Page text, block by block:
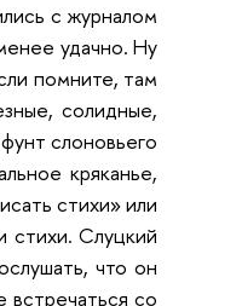
с журналом
удачно. Ну
помните, там
солидные,
слоновьего
кряканье,
стихи» или
стихи. Слуцкий
что он
со